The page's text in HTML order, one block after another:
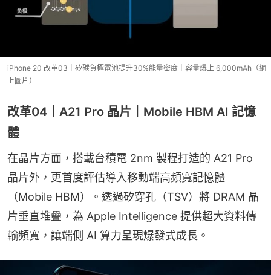
iPhone 20 改革03｜矽碳負極電池提升30%能量密度｜容量爆上 6,000mAh（網
上圖片）
改革04｜A21 Pro 晶片｜Mobile HBM AI 記憶
體
在晶片方面，搭載台積電 2nm 製程打造的 A21 Pro
晶片外，更首度評估導入移動端高頻寬記憶體
（Mobile HBM）。透過矽穿孔（TSV）將 DRAM 晶
片垂直堆疊，為 Apple Intelligence 提供超大資料傳
輸頻寬，讓端側 AI 算力呈現爆發式成長。